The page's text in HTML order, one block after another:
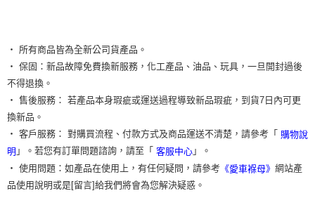
‧ 所有商品皆為全新公司貨產品。
‧ 保固：新品故障免費換新服務，化工產品、油品、玩具，一旦開封過後
不得退換。
‧ 售後服務： 若產品本身瑕疵或運送過程導致新品瑕疵，到貨7日內可更
換新品。
‧ 客戶服務： 對購買流程、付款方式及商品運送不清楚，請參考「 購物說
明 」。若您有訂單問題諮詢，請至「 客服中心 」。
‧ 使用問題：如產品在使用上，有任何疑問，請參考 《愛車褓母》 網站產
品使用說明或是[留言]給我們將會為您解決疑惑。